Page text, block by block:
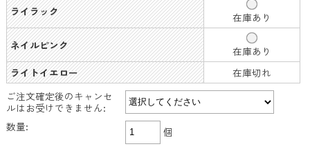
ライラック
在庫あり
ネイルピンク
在庫あり
ライトイエロー
在庫切れ
ご注文確定後のキャンセ
ルはお受けできません:
数量:
個